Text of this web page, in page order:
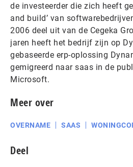
de investeerder die zich heeft
and build’ van
2006 deel uit van de Cegeka
jaren heeft het bedrijf zijn op
gebaseerde erp-oplossing
gemigreerd naar saas in de
Microsoft.
Meer over
OVERNAME SAAS
Deel